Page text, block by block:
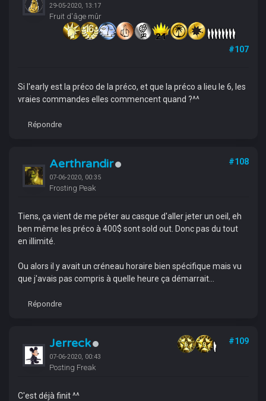
29-05-2020, 13:17
Fruit d'âge mûr
#107
Si l'early est la préco de la préco, et que la préco a lieu le 6, les
vraies commandes elles commencent quand ?^^
Répondre
Aerthrandir
07-06-2020, 00:35
Frosting Peak
#108
Tiens, ça vient de me péter au casque d'aller jeter un oeil, eh
ben même les préco à 400$ sont sold out. Donc pas du tout
en illimité.
Ou alors il y avait un créneau horaire bien spécifique mais vu
que j'avais pas compris à quelle heure ça démarrait...
Répondre
Jerreck
07-06-2020, 00:43
Posting Freak
#109
C'est déjà finit ^^